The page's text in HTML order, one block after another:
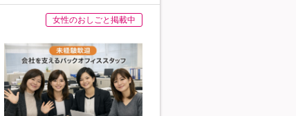
女性のおしごと掲載中